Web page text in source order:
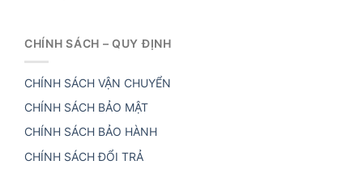
CHÍNH SÁCH – QUY ĐỊNH
CHÍNH SÁCH VẬN CHUYỂN
CHÍNH SÁCH BẢO MẬT
CHÍNH SÁCH BẢO HÀNH
CHÍNH SÁCH ĐỔI TRẢ